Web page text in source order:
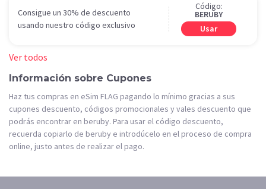
Consigue un 30% de descuento
usando nuestro código exclusivo
Código:
BERUBY
Usar
Ver todos
Información sobre Cupones
Haz tus compras en eSim FLAG pagando lo mínimo gracias a sus
cupones descuento, códigos promocionales y vales descuento que
podrás encontrar en beruby. Para usar el código descuento,
recuerda copiarlo de beruby e introdúcelo en el proceso de compra
online, justo antes de realizar el pago.